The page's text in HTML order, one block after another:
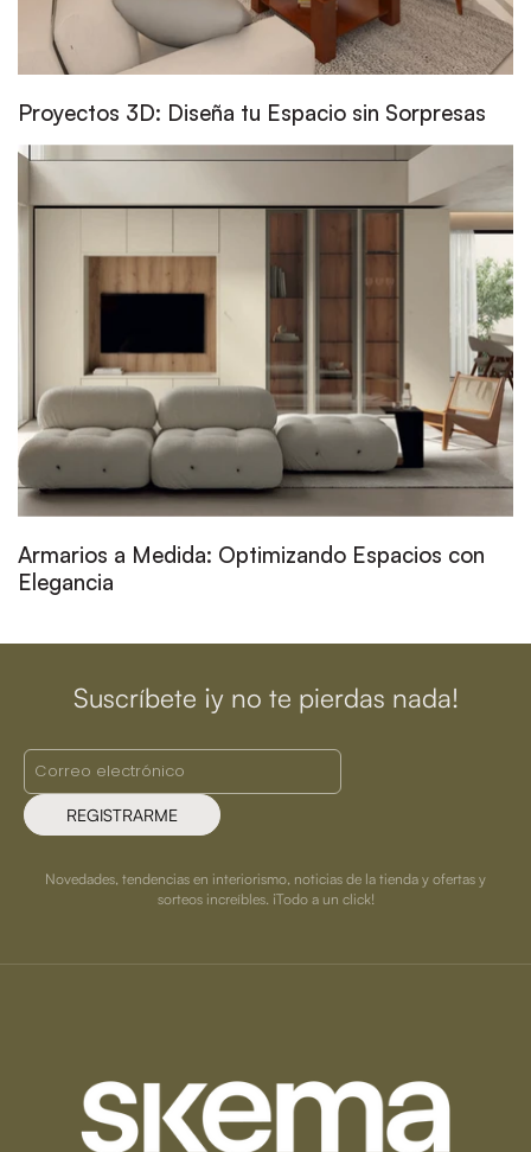
Proyectos 3D: Diseña tu Espacio sin Sorpresas
Armarios a Medida: Optimizando Espacios con
Elegancia
Suscríbete ¡y no te pierdas nada!
REGISTRARME
Novedades, tendencias en interiorismo, noticias de la tienda y ofertas y
sorteos increíbles. ¡Todo a un click!